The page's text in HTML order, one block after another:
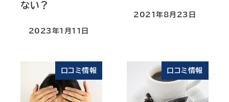
ない？
2023年1月11日
2021年8月23日
口コミ情報 口コミ情報